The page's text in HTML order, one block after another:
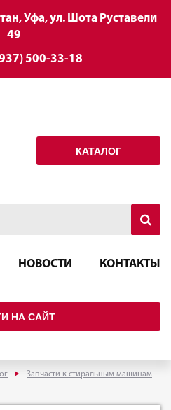
Уфа, ул. Шота Руставели
49
500-33-18
КАТАЛОГ
НОВОСТИ КОНТАКТЫ
НА САЙТ
Запчасти к стиральным машинам